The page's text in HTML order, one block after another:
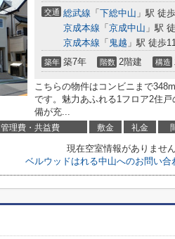
交通 総武線 「 下総中山 」駅 徒
京成本線 「 京成中山 」駅
京成本線 「 鬼越 」駅 徒歩
築年 築7年 階数 2階建 構造
こちらの物件はコンビニまで
です。魅力あふれる1フロア2住
備が充...
管理費・共益費 敷金 礼金
現在空室情報がありません
ベルウッドはれる中山へのお問い合